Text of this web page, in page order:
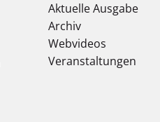
Aktuelle Ausgabe
Archiv
Webvideos
Veranstaltungen